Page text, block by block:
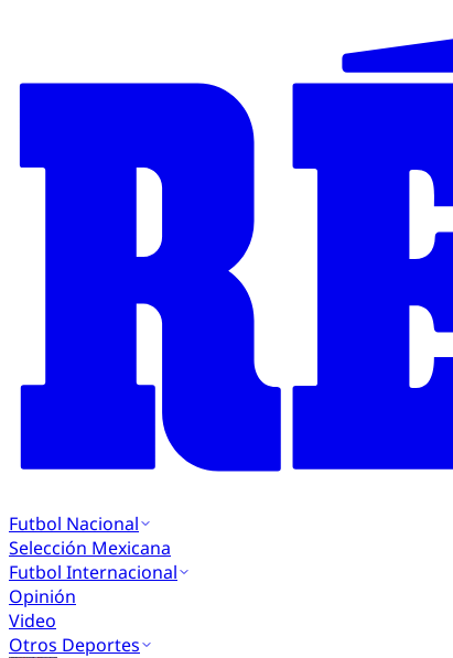
Futbol Nacional
Selección Mexicana
Futbol Internacional
Opinión
Video
Otros Deportes